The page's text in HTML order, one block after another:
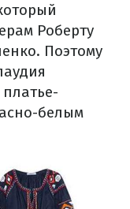
Роберту
Поэтому
белым